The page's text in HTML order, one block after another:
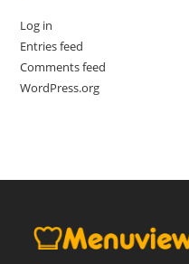
Log in
Entries feed
Comments feed
WordPress.org